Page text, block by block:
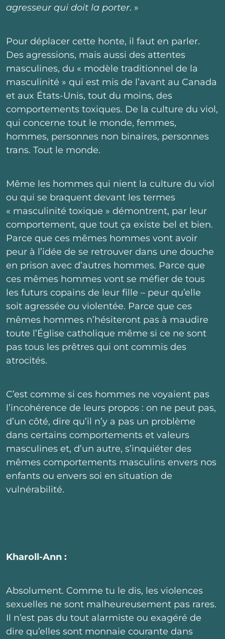
agresseur qui doit la porter. »
Pour déplacer cette honte, il faut en parler.
Des agressions, mais aussi des attentes
masculines, du « modèle traditionnel de la
masculinité » qui est mis de l’avant au Canada
et aux États-Unis, tout du moins, des
comportements toxiques. De la culture du viol,
qui concerne tout le monde, femmes,
hommes, personnes non binaires, personnes
trans. Tout le monde.
Même les hommes qui nient la culture du viol
ou qui se braquent devant les termes
« masculinité toxique » démontrent, par leur
comportement, que tout ça existe bel et bien.
Parce que ces mêmes hommes vont avoir
peur à l’idée de se retrouver dans une douche
en prison avec d’autres hommes. Parce que
ces mêmes hommes vont se méfier de tous
les futurs copains de leur fille – peur qu’elle
soit agressée ou violentée. Parce que ces
mêmes hommes n’hésiteront pas à maudire
toute l’Église catholique même si ce ne sont
pas tous les prêtres qui ont commis des
atrocités.
C’est comme si ces hommes ne voyaient pas
l’incohérence de leurs propos : on ne peut pas,
d’un côté, dire qu’il n’y a pas un problème
dans certains comportements et valeurs
masculines et, d’un autre, s’inquiéter des
mêmes comportements masculins envers nos
enfants ou envers soi en situation de
vulnérabilité.
Kharoll-Ann :
Absolument. Comme tu le dis, les violences
sexuelles ne sont malheureusement pas rares.
Il n’est pas du tout alarmiste ou exagéré de
dire qu’elles sont monnaie courante dans